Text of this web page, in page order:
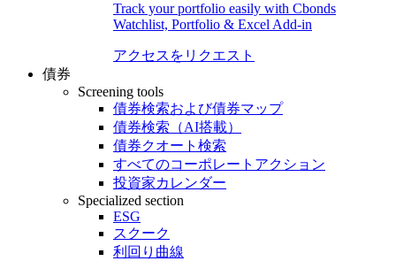
Track your portfolio easily with Cbonds
Watchlist, Portfolio & Excel Add-in
アクセスをリクエスト
債券
Screening tools
債券検索および債券マップ
債券検索（AI搭載）
債券クオート検索
すべてのコーポレートアクション
投資家カレンダー
Specialized section
ESG
スクーク
利回り曲線